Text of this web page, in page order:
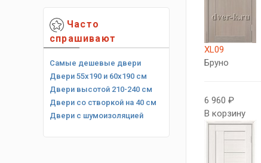
Часто
спрашивают
Самые дешевые двери
Двери 55х190 и 60х190 см
Двери высотой 210-240 см
Двери со створкой на 40 см
Двери с шумоизоляцией
XL09
Бруно
6 960 ₽
В корзину